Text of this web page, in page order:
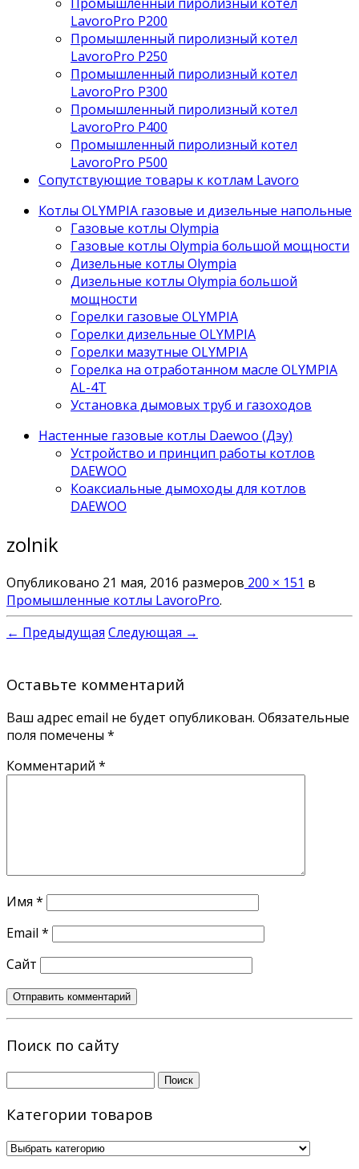
LavoroPro P200
Промышленный пиролизный котел
LavoroPro P250
Промышленный пиролизный котел
LavoroPro P300
Промышленный пиролизный котел
LavoroPro P400
Промышленный пиролизный котел
LavoroPro P500
Сопутствующие товары к котлам Lavoro
Котлы OLYMPIA газовые и дизельные напольные
Газовые котлы Olympia
Газовые котлы Olympia большой мощности
Дизельные котлы Olympia
Дизельные котлы Olympia большой
мощности
Горелки газовые OLYMPIA
Горелки дизельные OLYMPIA
Горелки мазутные OLYMPIA
Горелка на отработанном масле OLYMPIA
AL-4T
Установка дымовых труб и газоходов
Настенные газовые котлы Daewoo (Дэу)
Устройство и принцип работы котлов
DAEWOO
Коаксиальные дымоходы для котлов
DAEWOO
zolnik
Опубликовано 21 мая, 2016 размеров 200 × 151 в
Промышленные котлы LavoroPro.
← Предыдущая Следующая →
Оставьте комментарий
Ваш адрес email не будет опубликован. Обязательные
поля помечены *
Комментарий *
Имя *
Email *
Сайт
Поиск по сайту
Найти:
Категории товаров